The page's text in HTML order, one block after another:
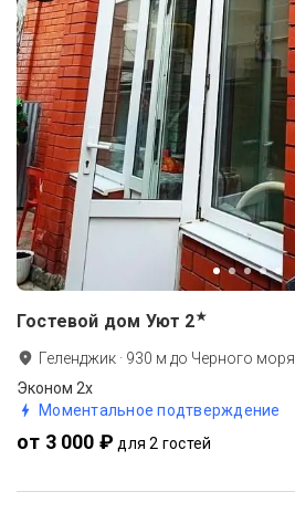
Гостевой дом Уют 2★
Геленджик · 930 м до Черного моря
Эконом 2х
Моментальное подтверждение
от 3 000 ₽ для 2 гостей